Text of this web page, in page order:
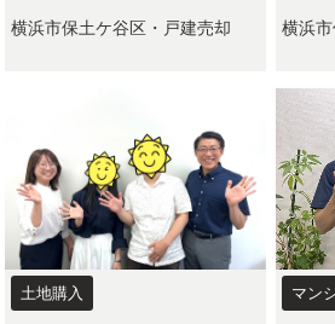
めた
横浜市保土ケ谷区・戸建売却 横浜
土地購入 マン